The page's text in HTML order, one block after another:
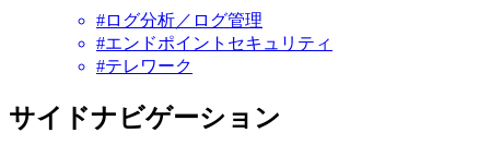
#ログ分析／ログ管理
#エンドポイントセキュリティ
#テレワーク
サイドナビゲーション